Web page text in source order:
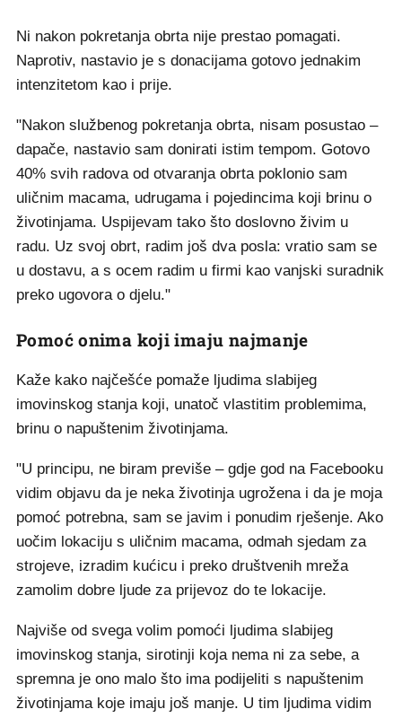
Ni nakon pokretanja obrta nije prestao pomagati.
Naprotiv, nastavio je s donacijama gotovo jednakim
intenzitetom kao i prije.
"Nakon službenog pokretanja obrta, nisam posustao –
dapače, nastavio sam donirati istim tempom. Gotovo
40% svih radova od otvaranja obrta poklonio sam
uličnim macama, udrugama i pojedincima koji brinu o
životinjama. Uspijevam tako što doslovno živim u
radu. Uz svoj obrt, radim još dva posla: vratio sam se
u dostavu, a s ocem radim u firmi kao vanjski suradnik
preko ugovora o djelu."
Pomoć onima koji imaju najmanje
Kaže kako najčešće pomaže ljudima slabijeg
imovinskog stanja koji, unatoč vlastitim problemima,
brinu o napuštenim životinjama.
"U principu, ne biram previše – gdje god na Facebooku
vidim objavu da je neka životinja ugrožena i da je moja
pomoć potrebna, sam se javim i ponudim rješenje. Ako
uočim lokaciju s uličnim macama, odmah sjedam za
strojeve, izradim kućicu i preko društvenih mreža
zamolim dobre ljude za prijevoz do te lokacije.
Najviše od svega volim pomoći ljudima slabijeg
imovinskog stanja, sirotinji koja nema ni za sebe, a
spremna je ono malo što ima podijeliti s napuštenim
životinjama koje imaju još manje. U tim ljudima vidim